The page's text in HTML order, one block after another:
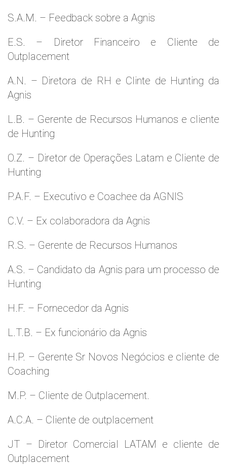
S.A.M. – Feedback sobre a Agnis
E.S. – Diretor Financeiro e Cliente de
Outplacement
A.N. – Diretora de RH e Clinte de Hunting da
Agnis
L.B. – Gerente de Recursos Humanos e cliente
de Hunting
O.Z. – Diretor de Operações Latam e Cliente de
Hunting
P.A.F. – Executivo e Coachee da AGNIS
C.V. – Ex colaboradora da Agnis
R.S. – Gerente de Recursos Humanos
A.S. – Candidato da Agnis para um processo de
Hunting
H.F. – Fornecedor da Agnis
L.T.B. – Ex funcionário da Agnis
H.P. – Gerente Sr Novos Negócios e cliente de
Coaching
M.P. – Cliente de Outplacement.
A.C.A. – Cliente de outplacement
JT – Diretor Comercial LATAM e cliente de
Outplacement